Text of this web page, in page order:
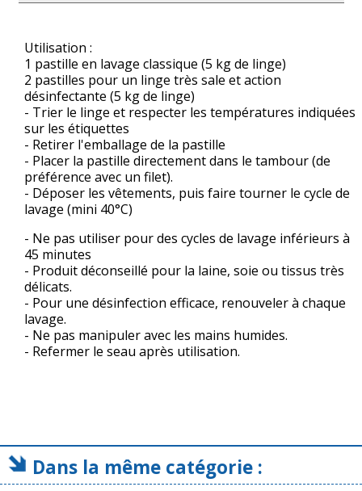
Utilisation :
1 pastille en lavage classique (5 kg de linge)
2 pastilles pour un linge très sale et action
désinfectante (5 kg de linge)
- Trier le linge et respecter les températures indiquées
sur les étiquettes
- Retirer l'emballage de la pastille
- Placer la pastille directement dans le tambour (de
préférence avec un filet).
- Déposer les vêtements, puis faire tourner le cycle de
lavage (mini 40°C)
- Ne pas utiliser pour des cycles de lavage inférieurs à
45 minutes
- Produit déconseillé pour la laine, soie ou tissus très
délicats.
- Pour une désinfection efficace, renouveler à chaque
lavage.
- Ne pas manipuler avec les mains humides.
- Refermer le seau après utilisation.
Dans la même catégorie :